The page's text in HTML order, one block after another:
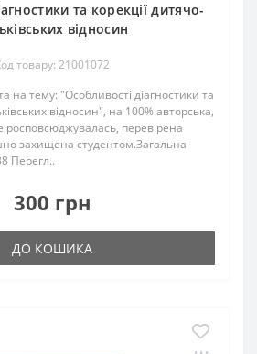
та корекції дитячо-
відносин
товару: 21001072
на тему: "Особливості діагностики та
відносин", на 100% авторська,
росповсюджувалась, перевірена
захищена студентом.Загальна
Перегл..
300 грн
ДО КОШИКА